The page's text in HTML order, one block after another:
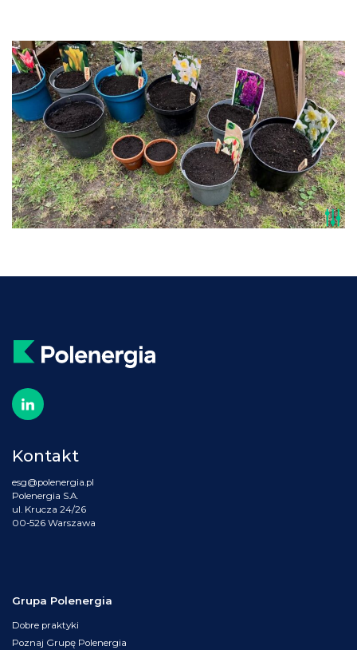
Kontakt
esg@polenergia.pl
Polenergia S.A.
ul. Krucza 24/26
00-526 Warszawa
Grupa Polenergia
Dobre praktyki
Poznaj Grupę Polenergia